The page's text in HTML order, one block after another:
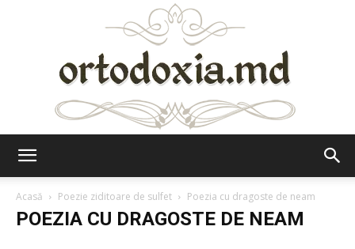
Acasă Poezie ziditoare de sulfet Poezia cu dragoste de neam
POEZIA CU DRAGOSTE DE NEAM